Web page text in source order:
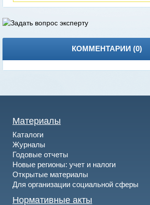
КОММЕНТАРИИ (0)
Материалы
Каталоги
Журналы
Годовые отчеты
Новые регионы: учет и налоги
Открытые материалы
Для организации социальной сферы
Нормативные акты